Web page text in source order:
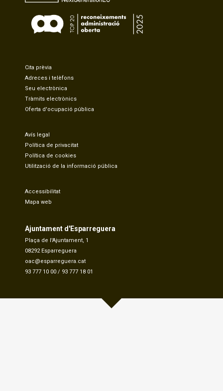
Cita prèvia
Adreces i telèfons
Seu electrònica
Tràmits electrònics
Oferta d'ocupació pública
Avís legal
Política de privacitat
Política de cookies
Utilització de la informació pública
Accessibilitat
Mapa web
Ajuntament d'Esparreguera
Plaça de l'Ajuntament, 1
08292 Esparreguera
oac@esparreguera.cat
93 777 10 00 / 93 777 18 01